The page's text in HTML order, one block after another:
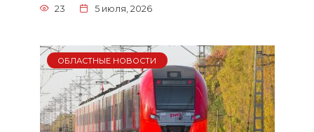
23 5 июля, 2026
ОБЛАСТНЫЕ НОВОСТИ